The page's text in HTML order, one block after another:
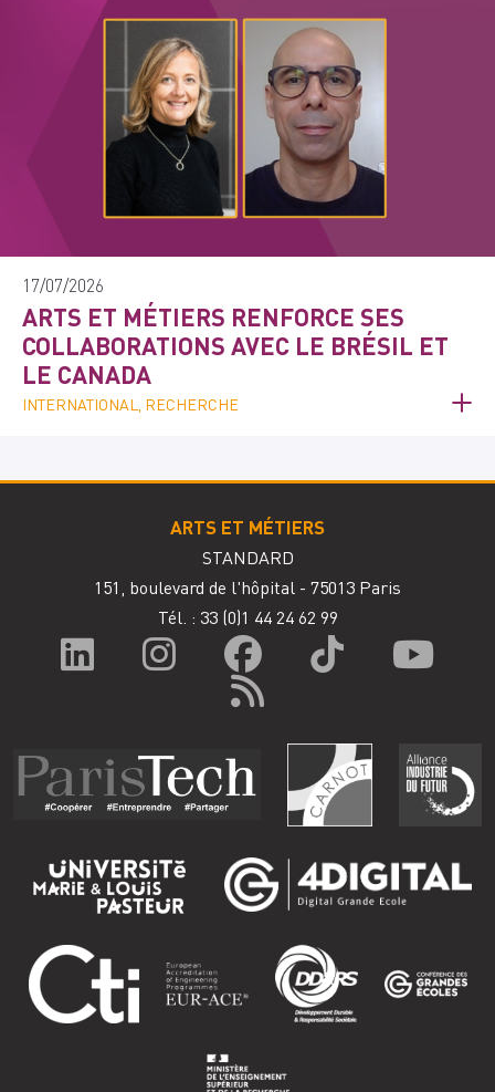
17/07/2026
ARTS ET MÉTIERS RENFORCE SES
COLLABORATIONS AVEC LE BRÉSIL ET
LE CANADA
INTERNATIONAL, RECHERCHE
ARTS ET MÉTIERS
STANDARD
151, boulevard de l'hôpital - 75013 Paris
Tél. : 33 (0)1 44 24 62 99